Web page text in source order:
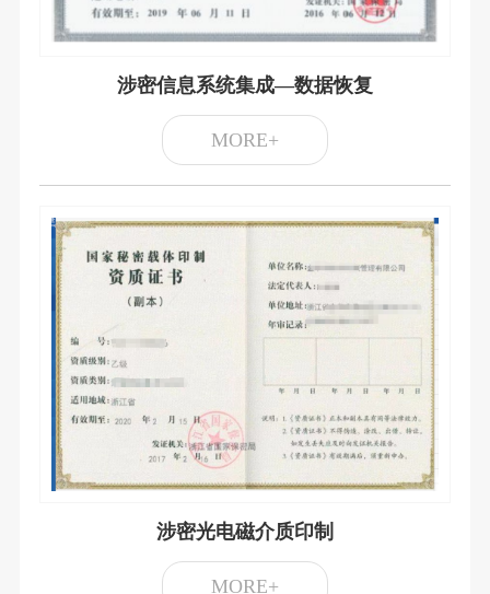
涉密信息系统集成—数据恢复
MORE+
涉密光电磁介质印制
MORE+